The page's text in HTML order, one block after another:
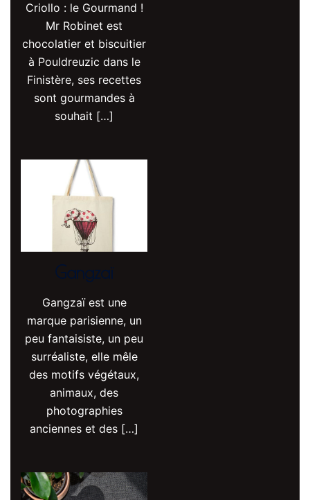
Criollo : le Gourmand !
Mr Robinet est
chocolatier et biscuitier
à Pouldreuzic dans le
Finistère, ses recettes
sont gourmandes à
souhait […]
Gangzaï
Gangzaï est une
marque parisienne, un
peu fantaisiste, un peu
surréaliste, elle mêle
des motifs végétaux,
animaux, des
photographies
anciennes et des […]